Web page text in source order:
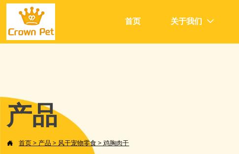
首页 关于我们 
产品
 首页> 产品 > 风干宠物零食>鸡胸肉干